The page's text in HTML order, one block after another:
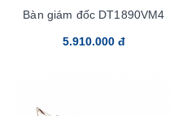
Bàn giám đốc DT1890VM4
5.910.000 đ